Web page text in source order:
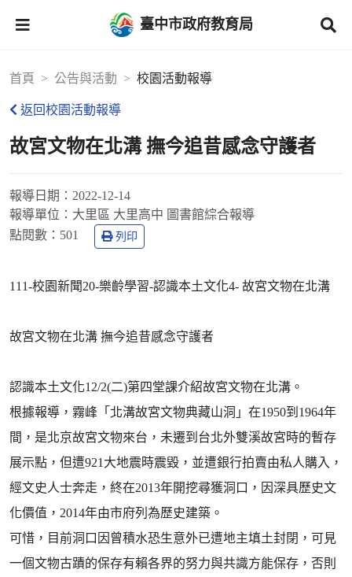
臺中市政府教育局
首頁 公告與活動 校園活動報導
返回校園活動報導
故宮文物在北溝 撫今追昔感念守護者
報導日期： 2022-12-14
報導單位： 大里區 大里高中 圖書館綜合報導
點閱數： 501 列印
111-校園新聞20-樂齡學習-認識本土文化4- 故宮文物在北溝
故宮文物在北溝 撫今追昔感念守護者
認識本土文化12/2(二)第四堂課介紹故宮文物在北溝。
根據報導，霧峰「北溝故宮文物典藏山洞」在1950到1964年
間，是北京故宮文物來台，未遷到台北外雙溪故宮時的暫存
展示點，但遭921大地震時震毀，並遭銀行拍賣由私人購入，
經文史人士奔走，終在2013年開挖尋獲洞口，因深具歷史文
化價值，2014年由市府列為歷史建築。
可惜，目前洞口因曾積水恐生意外已遭地主填土封閉，可見
一個文物古蹟的保存有賴各界的努力與共識方能保存，否則